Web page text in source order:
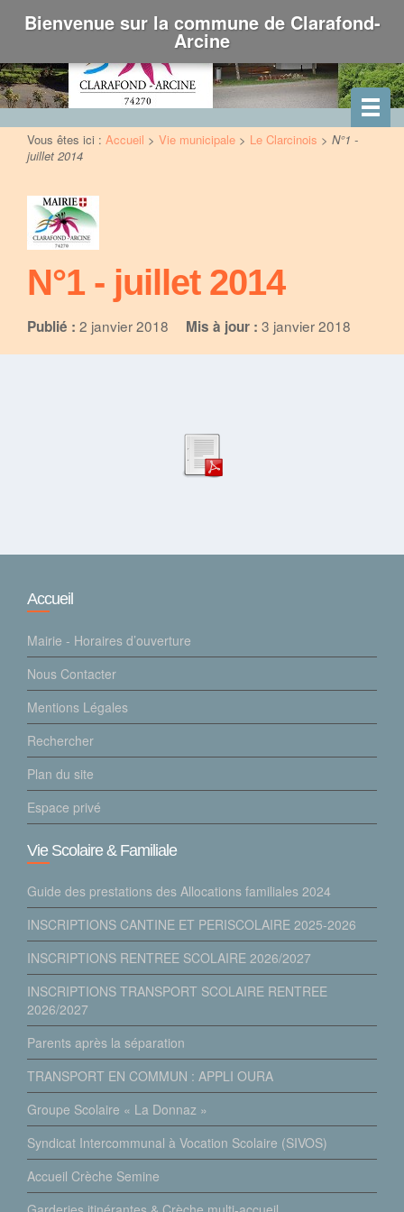
Vous êtes ici : Accueil > Vie municipale > Le Clarcinois > N°1 -
juillet 2014
N°1 - juillet 2014
Publié : 2 janvier 2018 Mis à jour : 3 janvier 2018
Accueil
Mairie - Horaires d’ouverture
Nous Contacter
Mentions Légales
Rechercher
Plan du site
Espace privé
Vie Scolaire & Familiale
Guide des prestations des Allocations familiales 2024
INSCRIPTIONS CANTINE ET PERISCOLAIRE 2025-2026
INSCRIPTIONS RENTREE SCOLAIRE 2026/2027
INSCRIPTIONS TRANSPORT SCOLAIRE RENTREE
2026/2027
Parents après la séparation
TRANSPORT EN COMMUN : APPLI OURA
Groupe Scolaire « La Donnaz »
Syndicat Intercommunal à Vocation Scolaire (SIVOS)
Accueil Crèche Semine
Bienvenue sur la commune de Clarafond-
Arcine